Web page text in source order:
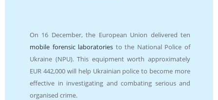
On 16 December, the European Union delivered ten
mobile forensic laboratories to the National Police of
Ukraine (NPU). This equipment worth approximately
EUR 442,000 will help Ukrainian police to become more
effective in investigating and combating serious and
organised crime.